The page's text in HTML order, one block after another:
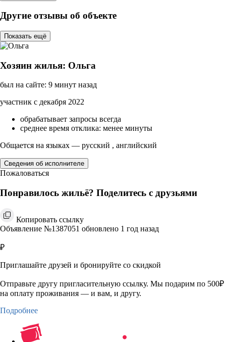
Другие отзывы об объекте
Показать ещё
Хозяин жилья: Ольга
был на сайте: 9 минут назад
участник с декабря 2022
обрабатывает запросы всегда
среднее время отклика: менее минуты
Общается на языках — русский , английский
Сведения об исполнителе
Пожаловаться
Понравилось жильё? Поделитесь с друзьями
Копировать ссылку
Объявление №1387051 обновлено 1 год назад
₽
Приглашайте друзей и бронируйте со скидкой
Отправьте другу пригласительную ссылку. Мы подарим по 500₽
на оплату проживания — и вам, и другу.
Подробнее